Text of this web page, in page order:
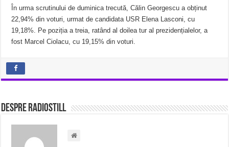
În urma scrutinului de duminica trecută, Călin Georgescu a obținut
22,94% din voturi, urmat de candidata USR Elena Lasconi, cu
19,18%. Pe poziția a treia, ratând al doilea tur al prezidențialelor, a
fost Marcel Ciolacu, cu 19,15% din voturi.
Despre radiostill